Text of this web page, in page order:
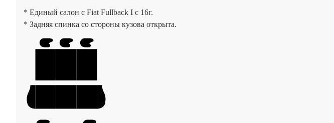
* Единый салон с Fiat Fullback I с 16г.
* Задняя спинка со стороны кузова открыта.